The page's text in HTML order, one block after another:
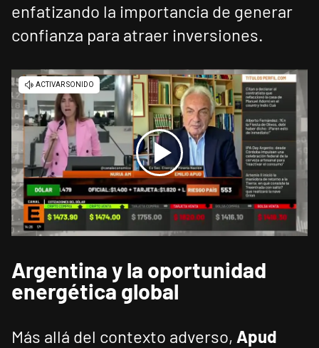
enfatizando la importancia de generar
confianza para atraer inversiones.
Argentina y la oportunidad
energética global
Más allá del contexto adverso, Apud